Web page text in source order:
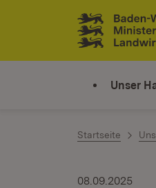
Zum Inhalt springen
Link zur
Unser
Startseite
08.09.2025